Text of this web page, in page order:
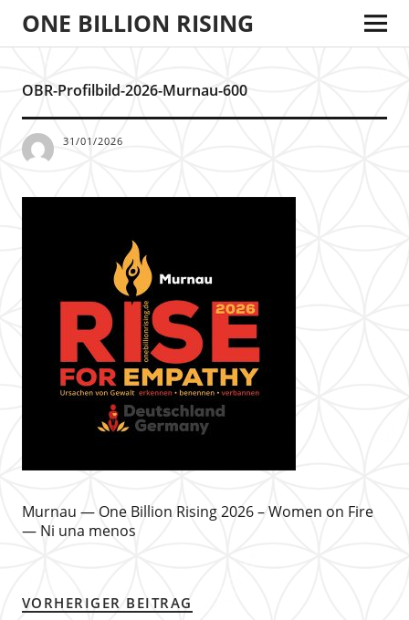
ONE BILLION RISING
OBR-Profilbild-2026-Murnau-600
31/01/2026
Murnau — One Billion Rising 2026 – Women on Fire
— Ni una menos
VORHERIGER BEITRAG